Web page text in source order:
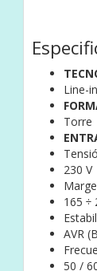
Line-
Torre
230 V
165 ÷
AVR
50 /